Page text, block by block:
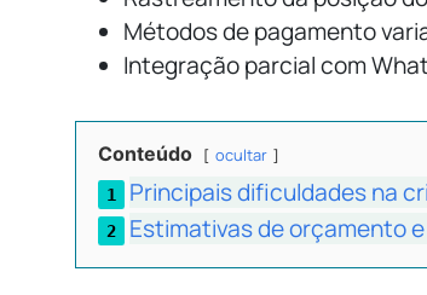
Métodos de pagamento
Integração parcial com
Conteúdo ocultar
Principais dificuldades na
Estimativas de orçamento